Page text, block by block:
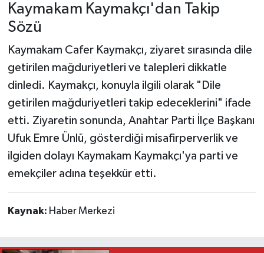
Kaymakam Kaymakçı'dan Takip
Sözü
Kaymakam Cafer Kaymakçı, ziyaret sırasında dile
getirilen mağduriyetleri ve talepleri dikkatle
dinledi. Kaymakçı, konuyla ilgili olarak "Dile
getirilen mağduriyetleri takip edeceklerini" ifade
etti. Ziyaretin sonunda, Anahtar Parti İlçe Başkanı
Ufuk Emre Ünlü, gösterdiği misafirperverlik ve
ilgiden dolayı Kaymakam Kaymakçı'ya parti ve
emekçiler adına teşekkür etti.
Kaynak: Haber Merkezi